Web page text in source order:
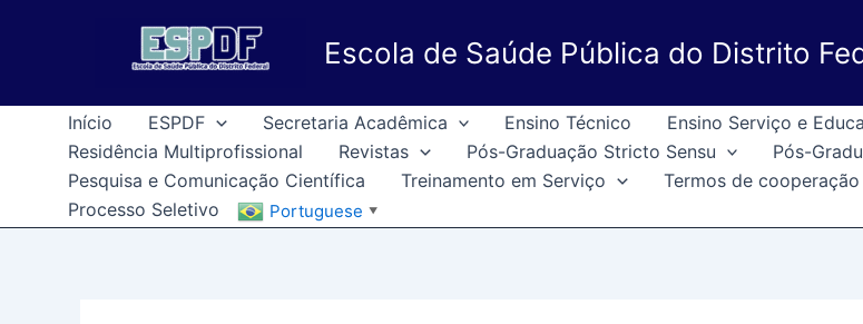
conteúdo
Escola de Saúde Pública do Distrito
Início ESPDF Secretaria Acadêmica Ensino Técnico Ensino Serviço e
Residência Multiprofissional
Revistas Pós-Graduação Stricto Sensu
Pós-
Pesquisa e Comunicação Científica
Treinamento em Serviço Termos de cooperação
Processo Seletivo
Portuguese ▼